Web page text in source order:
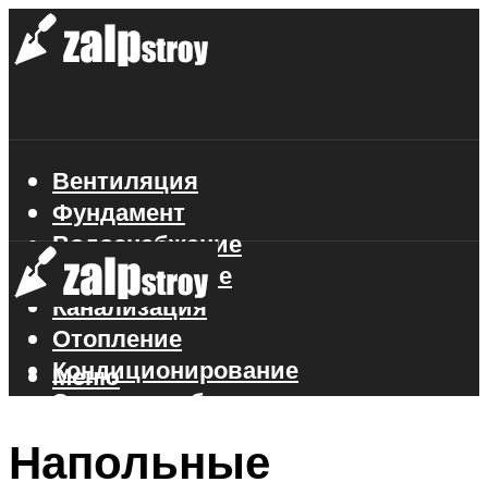
Вентиляция
Фундамент
Водоснабжение
Газоснабжение
Канализация
Отопление
Кондиционирование
Электроснабжение
Меню
Напольные